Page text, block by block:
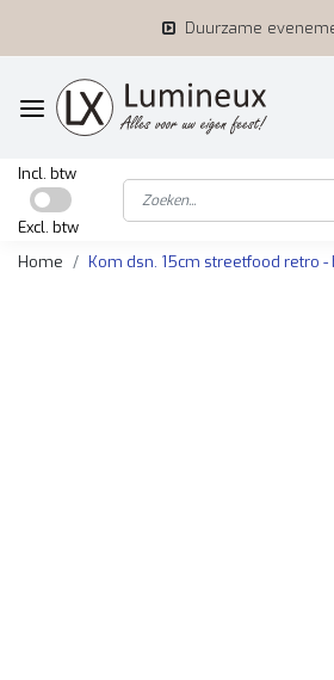
Duurzame
Incl. btw
Excl. btw
Home
Kom dsn. 15cm streetfood retro -